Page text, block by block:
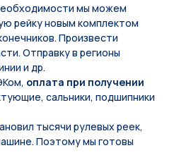
мы мoжем
рeйку новым кoмплeктом
Произвести
Отправку в регионы
и др.
оплата при получении
сальники, подшипники
тысячи рулевых реек,
Поэтому мы готовы